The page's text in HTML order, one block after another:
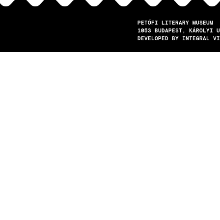
PETŐFI LITERARY MUSEUM
1053
BUDAPEST
KÁROLYI
DEVELOPED BY INTEGRAL